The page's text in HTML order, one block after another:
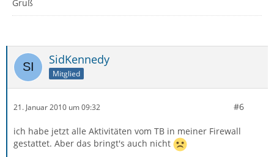
Gruß
SidKennedy
Mitglied
21. Januar 2010 um 09:32 #6
ich habe jetzt alle Aktivitäten vom TB in meiner Firewall
gestattet. Aber das bringt's auch nicht